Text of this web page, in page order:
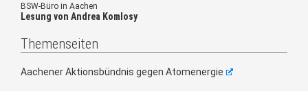
BSW-Büro in Aachen
Lesung von Andrea Komlosy
Themenseiten
Aachener Aktionsbündnis gegen Atomenergie